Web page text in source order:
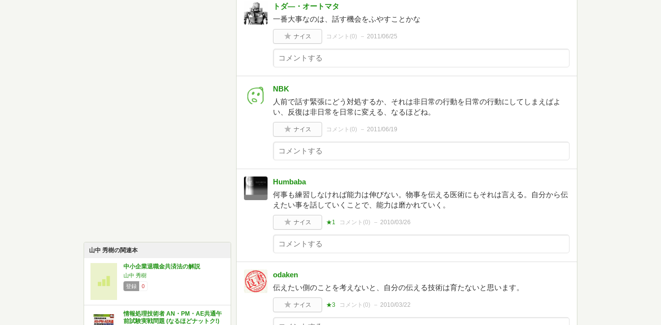
山中 秀樹の関連本
中小企業退職金共済法の解説
山中 秀樹
登録
0
情報処理技術者 AN・PM・AE共通午
前試験実戦問題 (なるほどナットク!)
トダ―・オートマタ
一番大事なのは、話す機会をふやすことかな
ナイス コメント(0) 2011/06/25
NBK
人前で話す緊張にどう対処するか、それは非日常の行動を日常の行動にしてしまえばよ
い、反復は非日常を日常に変える、なるほどね。
ナイス コメント(0) 2011/06/19
Humbaba
何事も練習しなければ能力は伸びない。物事を伝える医術にもそれは言える。自分から伝
えたい事を話していくことで、能力は磨かれていく。
ナイス ★1 コメント(0) 2010/03/26
odaken
伝えたい側のことを考えないと、自分の伝える技術は育たないと思います。
ナイス ★3 コメント(0) 2010/03/22